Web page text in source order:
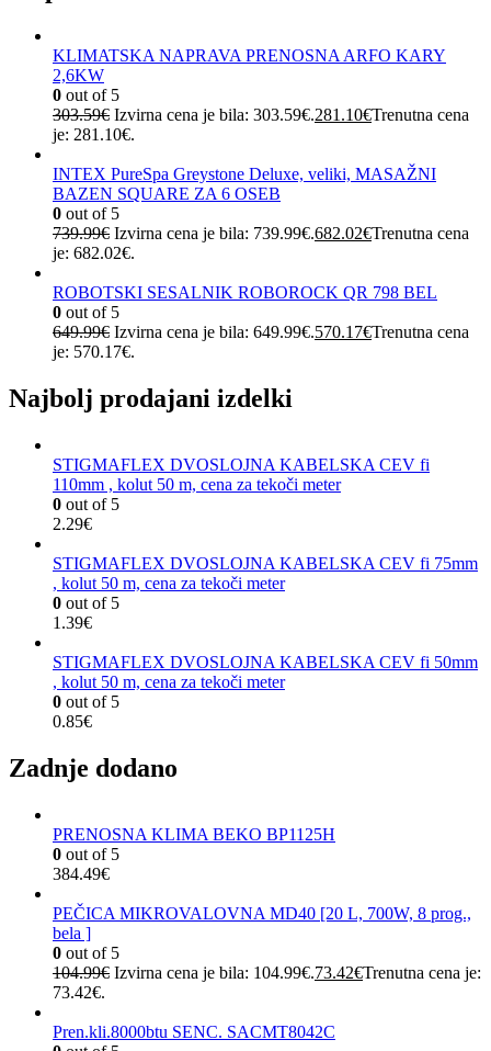
KLIMATSKA NAPRAVA PRENOSNA ARFO KARY
2,6KW
0 out of 5
303.59€ Izvirna cena je bila: 303.59€.281.10€Trenutna cena
je: 281.10€.
INTEX PureSpa Greystone Deluxe, veliki, MASAŽNI
BAZEN SQUARE ZA 6 OSEB
0 out of 5
739.99€ Izvirna cena je bila: 739.99€.682.02€Trenutna cena
je: 682.02€.
ROBOTSKI SESALNIK ROBOROCK QR 798 BEL
0 out of 5
649.99€ Izvirna cena je bila: 649.99€.570.17€Trenutna cena
je: 570.17€.
Najbolj prodajani izdelki
STIGMAFLEX DVOSLOJNA KABELSKA CEV fi
110mm , kolut 50 m, cena za tekoči meter
0 out of 5
2.29€
STIGMAFLEX DVOSLOJNA KABELSKA CEV fi 75mm
, kolut 50 m, cena za tekoči meter
0 out of 5
1.39€
STIGMAFLEX DVOSLOJNA KABELSKA CEV fi 50mm
, kolut 50 m, cena za tekoči meter
0 out of 5
0.85€
Zadnje dodano
PRENOSNA KLIMA BEKO BP1125H
0 out of 5
384.49€
PEČICA MIKROVALOVNA MD40 [20 L, 700W, 8 prog.,
bela ]
0 out of 5
104.99€ Izvirna cena je bila: 104.99€.73.42€Trenutna cena je:
73.42€.
Pren.kli.8000btu SENC. SACMT8042C